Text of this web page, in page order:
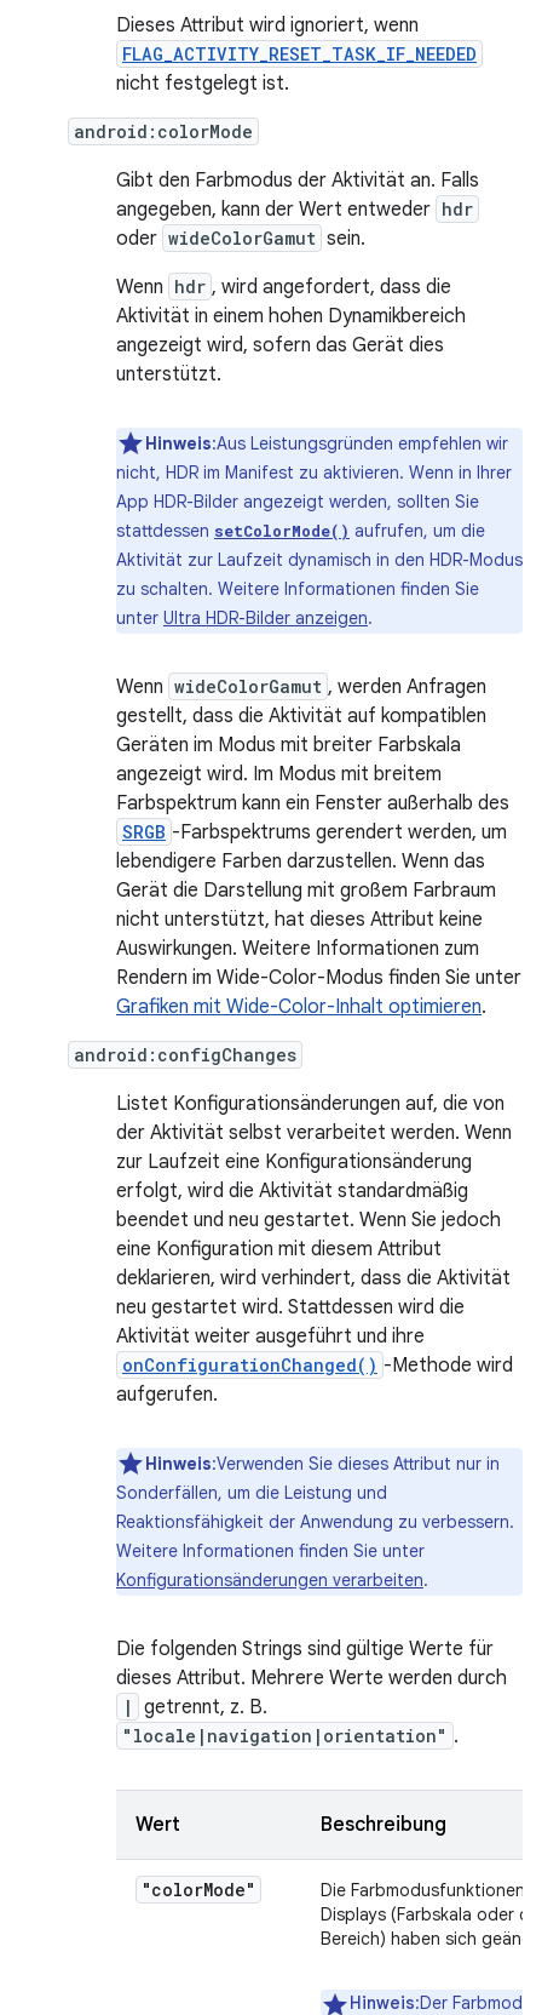
Dieses Attribut wird ignoriert, wenn
FLAG_ACTIVITY_RESET_TASK_IF_NEEDED
nicht festgelegt ist.
android:colorMode
Gibt den Farbmodus der Aktivität an. Falls
angegeben, kann der Wert entweder hdr
oder wideColorGamut sein.
Wenn hdr , wird angefordert, dass die
Aktivität in einem hohen Dynamikbereich
angezeigt wird, sofern das Gerät dies
unterstützt.
Hinweis:Aus Leistungsgründen empfehlen wir
nicht, HDR im Manifest zu aktivieren. Wenn in Ihrer
App HDR-Bilder angezeigt werden, sollten Sie
stattdessen setColorMode() aufrufen, um die
Aktivität zur Laufzeit dynamisch in den HDR-Modus
zu schalten. Weitere Informationen finden Sie
unter Ultra HDR-Bilder anzeigen.
Wenn wideColorGamut , werden Anfragen
gestellt, dass die Aktivität auf kompatiblen
Geräten im Modus mit breiter Farbskala
angezeigt wird. Im Modus mit breitem
Farbspektrum kann ein Fenster außerhalb des
SRGB -Farbspektrums gerendert werden, um
lebendigere Farben darzustellen. Wenn das
Gerät die Darstellung mit großem Farbraum
nicht unterstützt, hat dieses Attribut keine
Auswirkungen. Weitere Informationen zum
Rendern im Wide-Color-Modus finden Sie unter
Grafiken mit Wide-Color-Inhalt optimieren.
android:configChanges
Listet Konfigurationsänderungen auf, die von
der Aktivität selbst verarbeitet werden. Wenn
zur Laufzeit eine Konfigurationsänderung
erfolgt, wird die Aktivität standardmäßig
beendet und neu gestartet. Wenn Sie jedoch
eine Konfiguration mit diesem Attribut
deklarieren, wird verhindert, dass die Aktivität
neu gestartet wird. Stattdessen wird die
Aktivität weiter ausgeführt und ihre
onConfigurationChanged() -Methode wird
aufgerufen.
Hinweis:Verwenden Sie dieses Attribut nur in
Sonderfällen, um die Leistung und
Reaktionsfähigkeit der Anwendung zu verbessern.
Weitere Informationen finden Sie unter
Konfigurationsänderungen verarbeiten.
Die folgenden Strings sind gültige Werte für
dieses Attribut. Mehrere Werte werden durch
| getrennt, z. B.
"locale|navigation|orientation" .
Wert Beschreibung
"colorMode"
Die Farbmodusfunktionen
Displays (Farbskala oder
Bereich) haben sich
Hinweis:Der